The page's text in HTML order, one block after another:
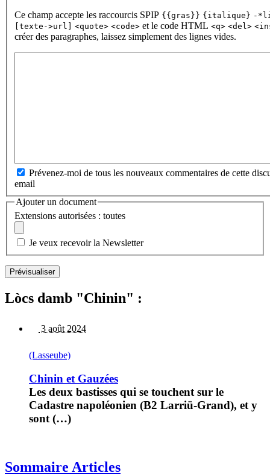
Ce champ accepte les raccourcis SPIP {{gras}} {italique} -
[texte->url] <quote> <code> et le code HTML <q> <del>
créer des paragraphes, laissez simplement des lignes vides.
Prévenez-moi de tous les nouveaux commentaires de cette
email
Ajouter un document
Extensions autorisées : toutes
Je veux recevoir la Newsletter
Lòcs damb "Chinin" :
3 août 2024
(Lasseube)
Chinin et Gauzées
Les deux bastisses qui se touchent sur le
Cadastre napoléonien (B2 Larriü-Grand), et y
sont (…)
Sommaire Articles